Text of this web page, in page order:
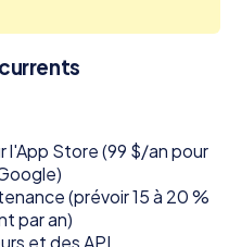
l'App Store (99 $/an pour
(prévoir 15 à 20 %
par an)